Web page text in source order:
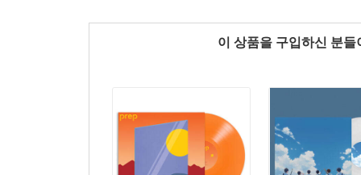
이 상품을 구입하신 분